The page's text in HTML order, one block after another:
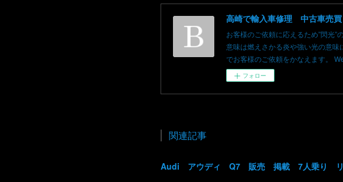
お客様のご依頼に応えるため”閃光
意味は燃えさかる炎や強い光の意
でお客様のご依頼をかなえます。
フォロー
関連記事